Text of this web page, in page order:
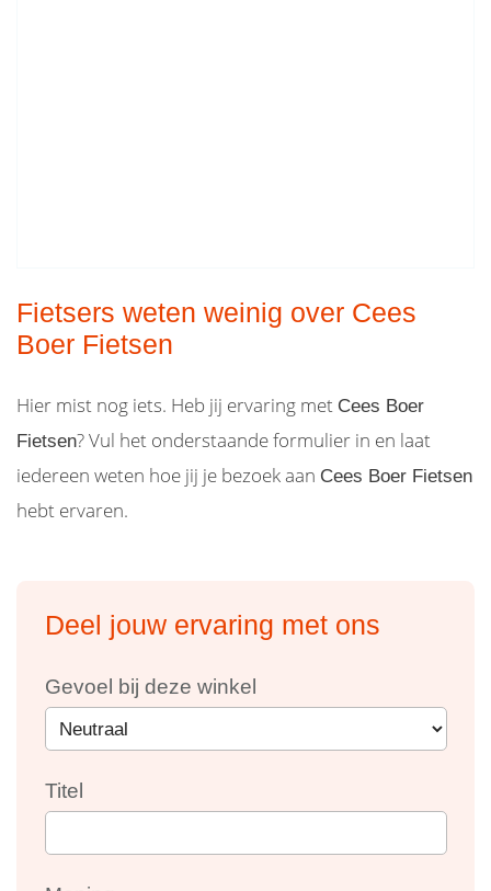
Fietsers weten weinig over Cees
Boer Fietsen
Hier mist nog iets. Heb jij ervaring met Cees Boer
Fietsen? Vul het onderstaande formulier in en laat
iedereen weten hoe jij je bezoek aan Cees Boer Fietsen
hebt ervaren.
Deel jouw ervaring met ons
Gevoel bij deze winkel
Titel